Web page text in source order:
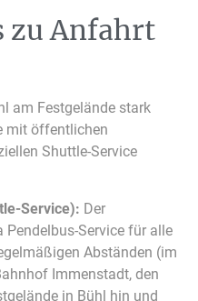
zu Anfahrt
am Festgelände stark
mit öffentlichen
Shuttle-Service
Service): Der
Pendelbus-Service für alle
Abständen (im
Immenstadt, den
in Bühl hin und